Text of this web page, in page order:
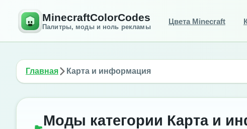
MinecraftColorCodes
Палитры, моды и ноль рекламы
Цвета Minecraft
Главная Карта и информация
Моды категории Карта и